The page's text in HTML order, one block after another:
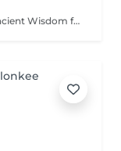
"The Ultimate Recovery for New Moms", Ancient Wisdom for the Modern Mother is a blend of soothing massage and warm herbal compress experience. - In Thai culture, the period following childbirth is considered a crucial time for a mother to "re-warm" her body and restore her vital energy. Our Traditional Thai Herbal Postnatal Care (known as a Yu Fai inspired ritual) is a comprehensive wellness experience designed to help new mothers recover physically and emotionally using the comforting warmth of organic Thai herbs. "Booking Guidelines" - Natural Birth: Recommended starting 4 weeks after delivery. - C-Section: Recommended starting 6 to 8 weeks after delivery (once you feel fully recovered and comfortable). Please consult with your doctor or personal healthcare provider prior to your first session.